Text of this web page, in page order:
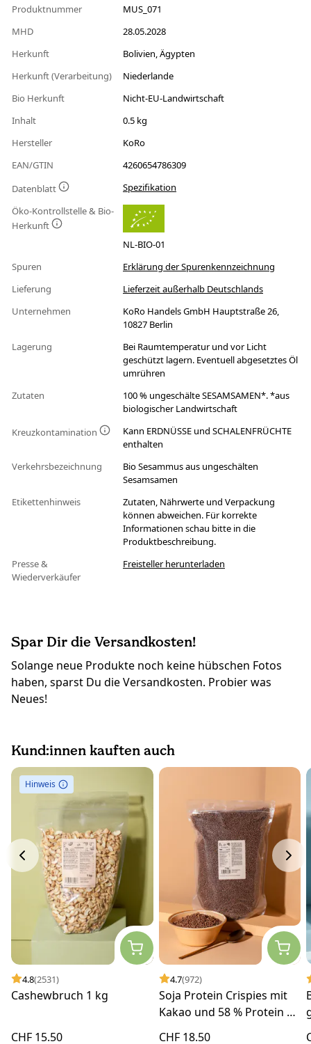
Produktnummer
MUS_071
MHD
28.05.2028
Herkunft
Bolivien, Ägypten
Herkunft (Verarbeitung)
Niederlande
Bio Herkunft
Nicht-EU-Landwirtschaft
Inhalt
0.5 kg
Hersteller
KoRo
EAN/GTIN
4260654786309
Datenblatt
Spezifikation
Öko-Kontrollstelle & Bio-
Herkunft
NL-BIO-01
Spuren
Erklärung der Spurenkennzeichnung
Lieferung
Lieferzeit außerhalb Deutschlands
Unternehmen
KoRo Handels GmbH Hauptstraße 26,
10827 Berlin
Lagerung
Bei Raumtemperatur und vor Licht
geschützt lagern. Eventuell abgesetztes Öl
umrühren
Zutaten
100 % ungeschälte SESAMSAMEN*. *aus
biologischer Landwirtschaft
Kreuzkontamination
Kann ERDNÜSSE und SCHALENFRÜCHTE
enthalten
Verkehrsbezeichnung
Bio Sesammus aus ungeschälten
Sesamsamen
Etikettenhinweis
Zutaten, Nährwerte und Verpackung
können abweichen. Für korrekte
Informationen schau bitte in die
Produktbeschreibung.
Presse &
Wiederverkäufer
Freisteller herunterladen
Spar Dir die Versandkosten!
Solange neue Produkte noch keine hübschen Fotos
haben, sparst Du die Versandkosten. Probier was
Neues!
Kund:innen kauften auch
Hinweis
4.8(2531)
Cashewbruch 1 kg
CHF 15.50
4.7(972)
Soja Protein Crispies mit
Kakao und 58 % Protein 1
CHF 18.50